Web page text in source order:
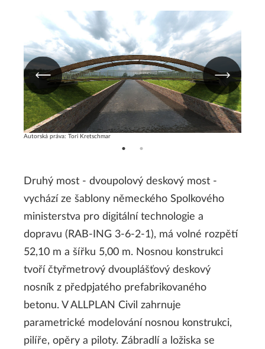
Autorská práva: Tori Kretschmar
Druhý most - dvoupolový deskový most -
vychází ze šablony německého Spolkového
ministerstva pro digitální technologie a
dopravu (RAB-ING 3-6-2-1), má volné rozpětí
52,10 m a šířku 5,00 m. Nosnou konstrukci
tvoří čtyřmetrový dvouplášťový deskový
nosník z předpjatého prefabrikovaného
betonu. V ALLPLAN Civil zahrnuje
parametrické modelování nosnou konstrukci,
pilíře, opěry a piloty. Zábradlí a ložiska se